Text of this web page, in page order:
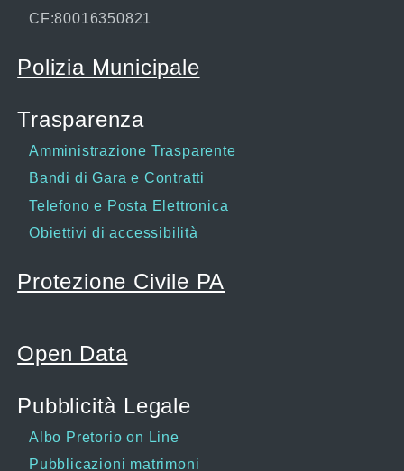
CF:80016350821
Polizia Municipale
Trasparenza
Amministrazione Trasparente
Bandi di Gara e Contratti
Telefono e Posta Elettronica
Obiettivi di accessibilità
Protezione Civile PA
Open Data
Pubblicità Legale
Albo Pretorio on Line
Pubblicazioni matrimoni